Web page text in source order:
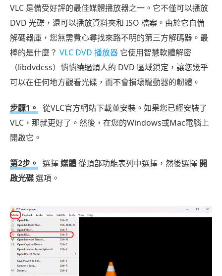
VLC 是備受好評的最佳媒體播放器之一。它不僅可以播放
DVD 光碟，還可以播放資料夾和 ISO 檔案。由於它自備
解碼器庫，您無需費心尋找來路不明的第三方解碼器。最
棒的是什麼？ VLC DVD 播放器 它使用智慧軟體解密
（libdvdcss）悄悄繞過煩人的 DVD 區域鎖定，讓您幾乎
可以在任何地方觀看光碟，而不會損壞驅動器的韌體。
步驟1。
從VLC官方網站下載並安裝。如果您已經安裝了
VLC，那就更好了。然後，在您的Windows或Mac電腦上
開啟它。
第2步。 選擇媒體從頂部功能表列中選擇，然後選擇 開
啟光碟選項。